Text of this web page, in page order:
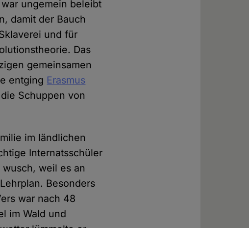
ungemein beleibt
damit der Bauch
und für
Das
gemeinsamen
entging Erasmus
Schuppen von
im ländlichen
Internatsschüler
weil es an
Besonders
war nach 48
im Wald und